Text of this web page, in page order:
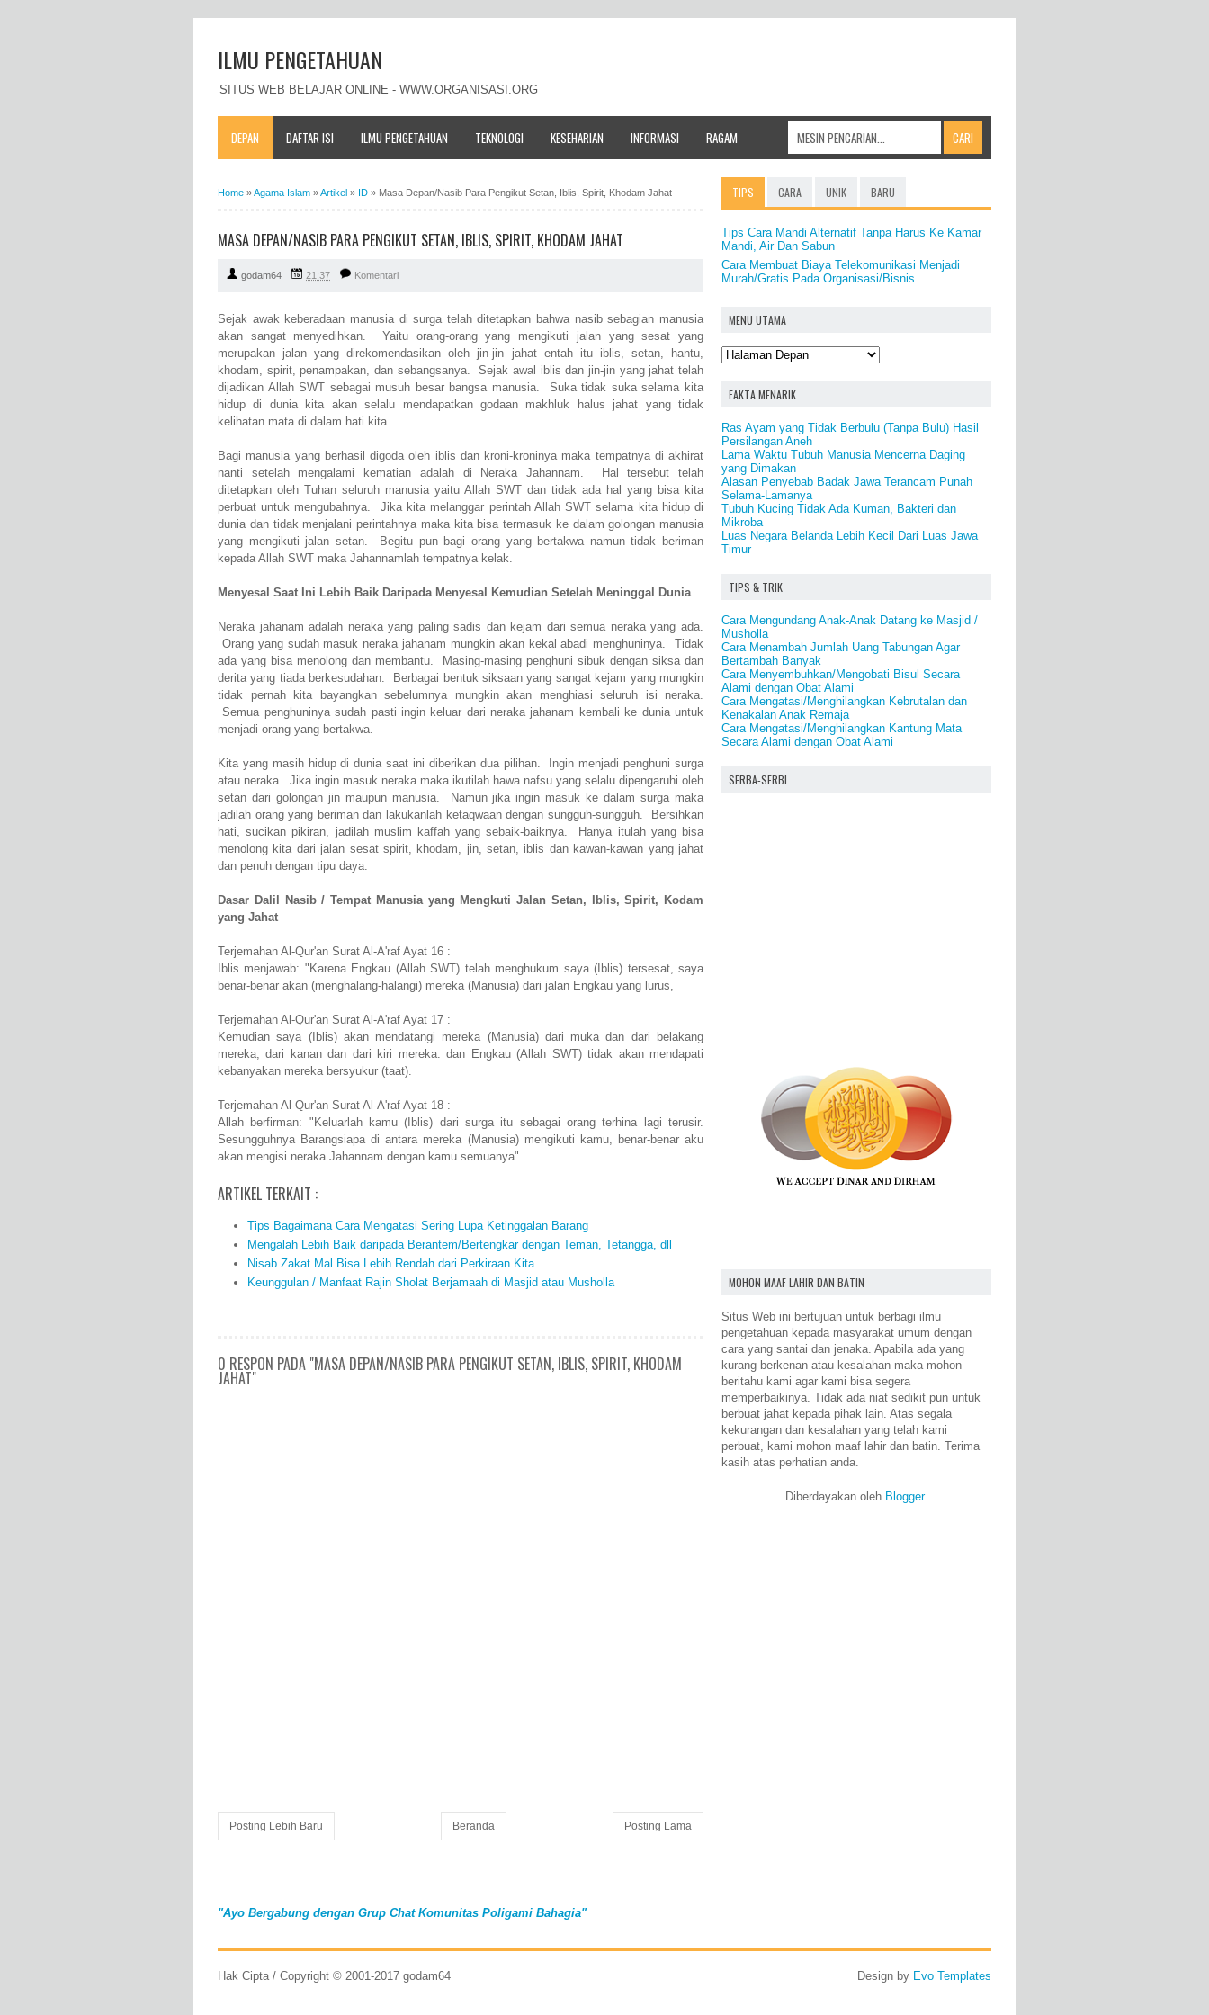
ILMU PENGETAHUAN
SITUS WEB BELAJAR ONLINE - WWW.ORGANISASI.ORG
DEPAN DAFTAR ISI ILMU PENGETAHUAN TEKNOLOGI KESEHARIAN INFORMASI RAGAM
Home »Agama Islam »Artikel » ID » Masa Depan/Nasib Para Pengikut Setan, Iblis, Spirit, Khodam Jahat
MASA DEPAN/NASIB PARA PENGIKUT SETAN, IBLIS, SPIRIT, KHODAM JAHAT
godam64 21:37 Komentari
Sejak awak keberadaan manusia di surga telah ditetapkan bahwa nasib sebagian manusia
akan sangat menyedihkan. Yaitu orang-orang yang mengikuti jalan yang sesat yang
merupakan jalan yang direkomendasikan oleh jin-jin jahat entah itu iblis, setan, hantu,
khodam, spirit, penampakan, dan sebangsanya. Sejak awal iblis dan jin-jin yang jahat telah
dijadikan Allah SWT sebagai musuh besar bangsa manusia. Suka tidak suka selama kita
hidup di dunia kita akan selalu mendapatkan godaan makhluk halus jahat yang tidak
kelihatan mata di dalam hati kita.
Bagi manusia yang berhasil digoda oleh iblis dan kroni-kroninya maka tempatnya di akhirat
nanti setelah mengalami kematian adalah di Neraka Jahannam. Hal tersebut telah
ditetapkan oleh Tuhan seluruh manusia yaitu Allah SWT dan tidak ada hal yang bisa kita
perbuat untuk mengubahnya. Jika kita melanggar perintah Allah SWT selama kita hidup di
dunia dan tidak menjalani perintahnya maka kita bisa termasuk ke dalam golongan manusia
yang mengikuti jalan setan. Begitu pun bagi orang yang bertakwa namun tidak beriman
kepada Allah SWT maka Jahannamlah tempatnya kelak.
Menyesal Saat Ini Lebih Baik Daripada Menyesal Kemudian Setelah Meninggal Dunia
Neraka jahanam adalah neraka yang paling sadis dan kejam dari semua neraka yang ada.
Orang yang sudah masuk neraka jahanam mungkin akan kekal abadi menghuninya. Tidak
ada yang bisa menolong dan membantu. Masing-masing penghuni sibuk dengan siksa dan
derita yang tiada berkesudahan. Berbagai bentuk siksaan yang sangat kejam yang mungkin
tidak pernah kita bayangkan sebelumnya mungkin akan menghiasi seluruh isi neraka.
Semua penghuninya sudah pasti ingin keluar dari neraka jahanam kembali ke dunia untuk
menjadi orang yang bertakwa.
Kita yang masih hidup di dunia saat ini diberikan dua pilihan. Ingin menjadi penghuni surga
atau neraka. Jika ingin masuk neraka maka ikutilah hawa nafsu yang selalu dipengaruhi oleh
setan dari golongan jin maupun manusia. Namun jika ingin masuk ke dalam surga maka
jadilah orang yang beriman dan lakukanlah ketaqwaan dengan sungguh-sungguh. Bersihkan
hati, sucikan pikiran, jadilah muslim kaffah yang sebaik-baiknya. Hanya itulah yang bisa
menolong kita dari jalan sesat spirit, khodam, jin, setan, iblis dan kawan-kawan yang jahat
dan penuh dengan tipu daya.
Dasar Dalil Nasib / Tempat Manusia yang Mengkuti Jalan Setan, Iblis, Spirit, Kodam
yang Jahat
Terjemahan Al-Qur'an Surat Al-A'raf Ayat 16 :
Iblis menjawab: "Karena Engkau (Allah SWT) telah menghukum saya (Iblis) tersesat, saya
benar-benar akan (menghalang-halangi) mereka (Manusia) dari jalan Engkau yang lurus,
Terjemahan Al-Qur'an Surat Al-A'raf Ayat 17 :
Kemudian saya (Iblis) akan mendatangi mereka (Manusia) dari muka dan dari belakang
mereka, dari kanan dan dari kiri mereka. dan Engkau (Allah SWT) tidak akan mendapati
kebanyakan mereka bersyukur (taat).
Terjemahan Al-Qur'an Surat Al-A'raf Ayat 18 :
Allah berfirman: "Keluarlah kamu (Iblis) dari surga itu sebagai orang terhina lagi terusir.
Sesungguhnya Barangsiapa di antara mereka (Manusia) mengikuti kamu, benar-benar aku
akan mengisi neraka Jahannam dengan kamu semuanya".
ARTIKEL TERKAIT :
Tips Bagaimana Cara Mengatasi Sering Lupa Ketinggalan Barang
Mengalah Lebih Baik daripada Berantem/Bertengkar dengan Teman, Tetangga, dll
Nisab Zakat Mal Bisa Lebih Rendah dari Perkiraan Kita
Keunggulan / Manfaat Rajin Sholat Berjamaah di Masjid atau Musholla
0 RESPON PADA "MASA DEPAN/NASIB PARA PENGIKUT SETAN, IBLIS, SPIRIT, KHODAM
JAHAT"
Posting Lebih Baru Posting Lama
Beranda
"Ayo Bergabung dengan Grup Chat Komunitas Poligami Bahagia"
TIPS CARA UNIK BARU
Tips Cara Mandi Alternatif Tanpa Harus Ke Kamar
Mandi, Air Dan Sabun
Cara Membuat Biaya Telekomunikasi Menjadi
Murah/Gratis Pada Organisasi/Bisnis
MENU UTAMA
FAKTA MENARIK
Ras Ayam yang Tidak Berbulu (Tanpa Bulu) Hasil
Persilangan Aneh
Lama Waktu Tubuh Manusia Mencerna Daging
yang Dimakan
Alasan Penyebab Badak Jawa Terancam Punah
Selama-Lamanya
Tubuh Kucing Tidak Ada Kuman, Bakteri dan
Mikroba
Luas Negara Belanda Lebih Kecil Dari Luas Jawa
Timur
TIPS & TRIK
Cara Mengundang Anak-Anak Datang ke Masjid /
Musholla
Cara Menambah Jumlah Uang Tabungan Agar
Bertambah Banyak
Cara Menyembuhkan/Mengobati Bisul Secara
Alami dengan Obat Alami
Cara Mengatasi/Menghilangkan Kebrutalan dan
Kenakalan Anak Remaja
Cara Mengatasi/Menghilangkan Kantung Mata
Secara Alami dengan Obat Alami
SERBA-SERBI
MOHON MAAF LAHIR DAN BATIN
Situs Web ini bertujuan untuk berbagi ilmu
pengetahuan kepada masyarakat umum dengan
cara yang santai dan jenaka. Apabila ada yang
kurang berkenan atau kesalahan maka mohon
beritahu kami agar kami bisa segera
memperbaikinya. Tidak ada niat sedikit pun untuk
berbuat jahat kepada pihak lain. Atas segala
kekurangan dan kesalahan yang telah kami
perbuat, kami mohon maaf lahir dan batin. Terima
kasih atas perhatian anda.
Diberdayakan oleh Blogger.
Hak Cipta / Copyright © 2001-2017 godam64 Design by Evo Templates